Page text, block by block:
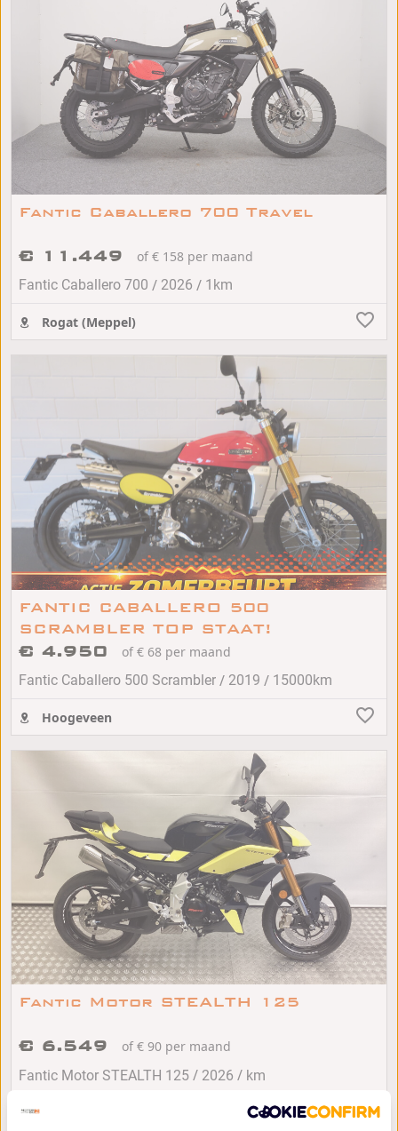
Fantic Caballero 700 Travel
€ 11.449
of € 158 per maand
Fantic Caballero 700 / 2026 / 1km
Rogat (Meppel)
FANTIC CABALLERO 500
SCRAMBLER TOP STAAT!
€ 4.950
of € 68 per maand
Fantic Caballero 500 Scrambler / 2019 / 15000km
Hoogeveen
Fantic Motor STEALTH 125
€ 6.549
of € 90 per maand
Fantic Motor STEALTH 125 / 2026 / km
Barendrecht